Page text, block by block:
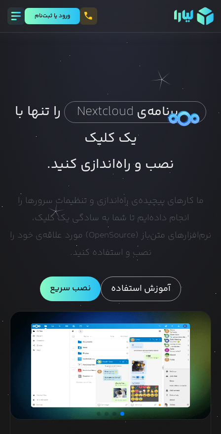
ورود يا ثبت‌نام
برنامه‌ی Nextcloud
را تنها با
یک کلیک
نصب و راه‌اندازی کنید.
ما کارهای پیچیده‌ی راه‌اندازی و تنظیمات سرورها را
انجام داده‌ایم تا شما به سادگی یک کلیک،
نرم‌افزارهای متن‌باز (OpenSource) مورد علاقه‌ی خود را
نصب و استفاده کنید.
آموزش استفاده نصب سریع